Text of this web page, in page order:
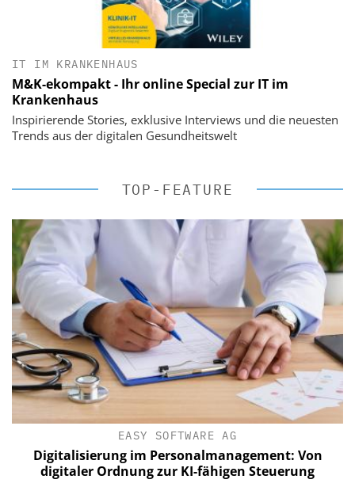
IT IM KRANKENHAUS
M&K-ekompakt - Ihr online Special zur IT im
Krankenhaus
Inspirierende Stories, exklusive Interviews und die neuesten
Trends aus der digitalen Gesundheitswelt
TOP-FEATURE
EASY SOFTWARE AG
Digitalisierung im Personalmanagement: Von
digitaler Ordnung zur KI-fähigen Steuerung